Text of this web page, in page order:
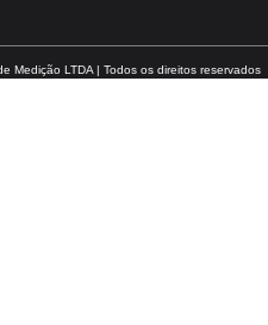
Medição LTDA | Todos os direitos reservados